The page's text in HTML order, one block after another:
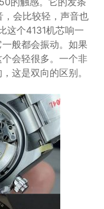
，会比较轻，声音也
这个4131机芯响一
般都会振动。如果
会轻很多。一个非
这是双向的区别。